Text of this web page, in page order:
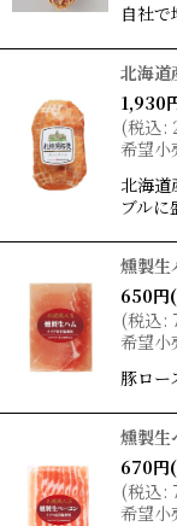
自社
北海
1,930
(税込:
希望小
北海道
ブル
燻製
650円
(税込:
希望小
豚ロー
燻製生
670円
(税込:
希望小